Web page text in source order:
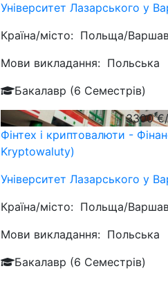
Університет Лазарського у
Країна/місто: Польща/
Мови викладання: Польська
Бакалавр (6 Семестрів)
3300€/
Фінтех і криптовалюти -
Kryptowaluty)
Університет Лазарського у
Країна/місто: Польща/
Мови викладання: Польська
Бакалавр (6 Семестрів)